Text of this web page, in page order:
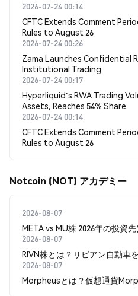
2026-07-24 00:14
CFTC Extends Comment
Rules to August 26
2026-07-24 00:26
Zama Launches Confidential
Institutional Trading
2026-07-24 00:17
Hyperliquid's RWA Trading
Assets, Reaches 54% Share
2026-07-24 00:14
CFTC Extends Comment
Rules to August 26
Notcoin (NOT) アカデミー
2026-08-07
META vs MU株 2026年の投資
2026-08-07
RIVN株とは？リビアン自動車
2026-08-07
Morpheusとは？仮想通貨